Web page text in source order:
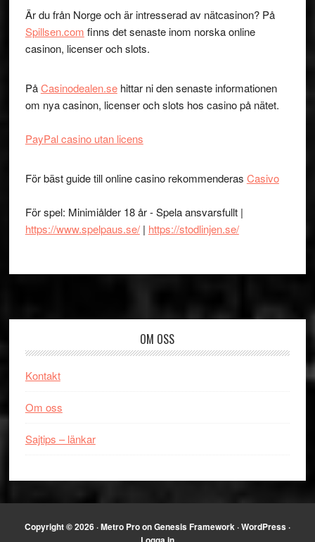
Är du från Norge och är intresserad av nätcasinon? På
Spillsen.com finns det senaste inom norska online
casinon, licenser och slots.
PåCasinodealen.sehittar ni den senaste informationen
om nya casinon, licenser och slots hos casino på nätet.
PayPal casino utan licens
För bäst guide till online casino rekommenderas Casivo
För spel: Minimiålder 18 år - Spela ansvarsfullt |
https://www.spelpaus.se/| https://stodlinjen.se/
OM OSS
Kontakt
Om oss
Sajtips – länkar
Copyright © 2026 ·Metro ProonGenesis Framework ·WordPress ·